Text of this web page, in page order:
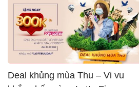
Deal khủng mùa Thu – Vi vu